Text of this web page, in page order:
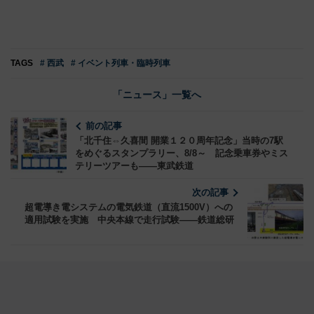
TAGS # 西武 # イベント列車・臨時列車
「ニュース」一覧へ
前の記事
「北千住⇔久喜間 開業１２０周年記念」当時の7駅
をめぐるスタンプラリー、8/8～ 記念乗車券やミス
テリーツアーも――東武鉄道
次の記事
超電導き電システムの電気鉄道（直流1500V）への
適用試験を実施 中央本線で走行試験――鉄道総研